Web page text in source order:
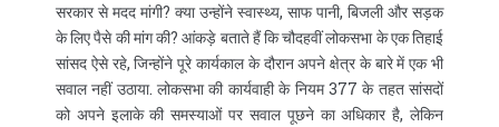
सरकार से मदद मांगी? क्या उन्होंने स्वास्थ्य, साफ पानी, बिजली और सड़क
के लिए पैसे की मांग की? आंकड़े बताते हैं कि चौदहवीं लोकसभा के एक तिहाई
सांसद ऐसे रहे, जिन्होंने पूरे कार्यकाल के दौरान अपने क्षेत्र के बारे में एक भी
सवाल नहीं उठाया. लोकसभा की कार्यवाही के नियम 377 के तहत सांसदों
को अपने इलाके की समस्याओं पर सवाल पूछने का अधिकार है, लेकिन